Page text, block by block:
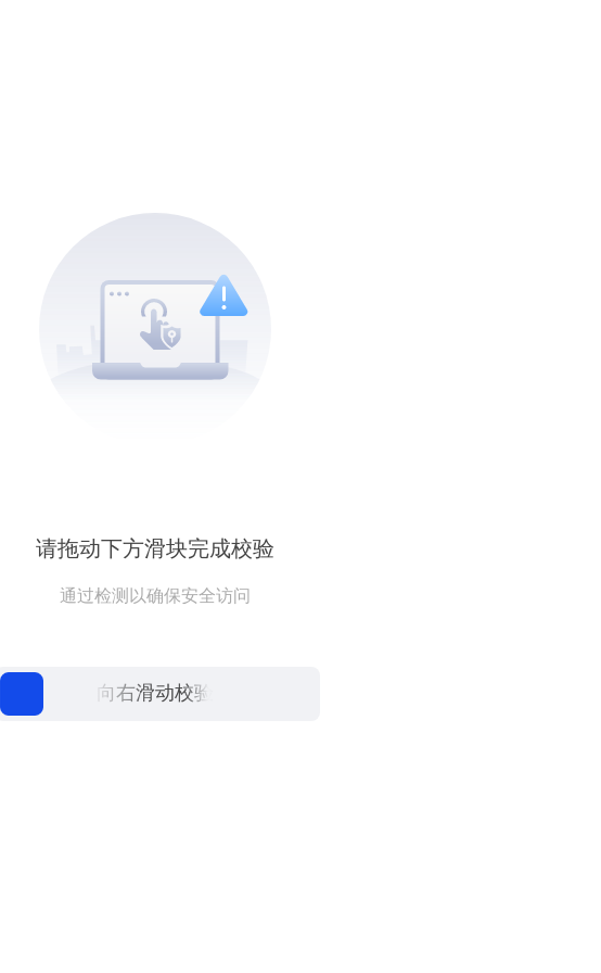
请拖动下方滑块完成校验
通过检测以确保安全访问